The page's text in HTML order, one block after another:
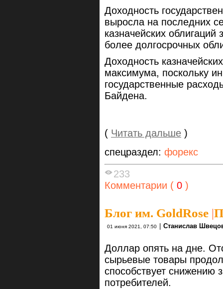
Доходность
выросла на последних
казначейских
более долгосрочных
Доходность
максимума, поскольку
государственные
Байдена.
( Читать дальше )
спецраздел: форекс
233
Комментарии ( 0 )
Блог им. GoldRose |
01 июня 2021, 07:50 Станислав
Доллар опять на дне.
сырьевые товары
способствует снижению
потребителей.